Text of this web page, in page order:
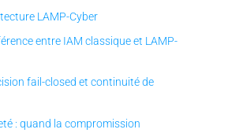
LAMP-Cyber
entre IAM classique et LAMP-
fail-closed et continuité de
: quand la compromission